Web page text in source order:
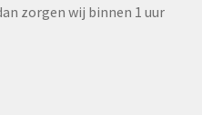
zorgen wij binnen 1 uur